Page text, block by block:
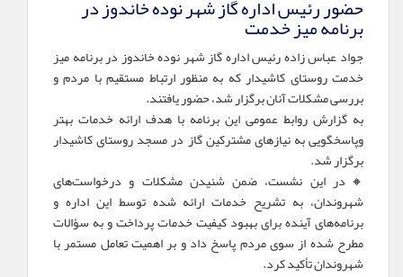
حضور رئیس اداره گاز شهر نوده خاندوز در
برنامه میز خدمت
جواد عباس زاده رئیس اداره گاز شهر نوده خاندوز در برنامه میز
خدمت روستای کاشیدار که به منظور ارتباط مستقیم با مردم و
بررسی مشکلات آنان برگزار شد، حضور یافتند.
به گزارش روابط عمومی این برنامه با هدف ارائه خدمات بهتر
وپاسخگویی به نیازهای مشترکین گاز در مسجد روستای کاشیدار
برگزار شد.
🔸در این نشست، ضمن شنیدن مشکلات و درخواست‌های
شهروندان، به تشریح خدمات ارائه شده توسط این اداره و
برنامه‌های آینده برای بهبود کیفیت خدمات پرداخت و به سؤالات
مطرح شده از سوی مردم پاسخ داد و بر اهمیت تعامل مستمر با
شهروندان تأکید کرد.